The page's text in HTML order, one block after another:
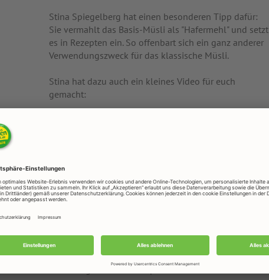
Stina Spiegelberg hat einen besonderen Tipp dafür:
Sie vermahlt das Basis-Müsli als "Hafermehl" und setzt
es in Rezepten ein. So offenbart sich ein ganz anderer
Verwendungszweck für das klassische Müsli.
Stina hat dazu auch ein kleines Video für euch
gemacht:
angezeigt werden.
Und hier geht's zum Rezept der leckeren